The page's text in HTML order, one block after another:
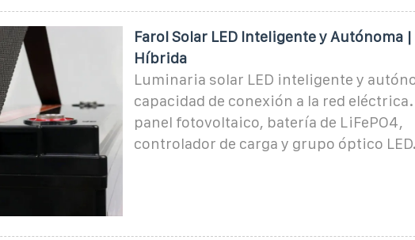
Farol Solar LED Inteligente y Autónoma
Híbrida
Luminaria solar LED inteligente y
capacidad de conexión a la red
panel fotovoltaico, batería de LiFePO4,
controlador de carga y grupo óptico LED.